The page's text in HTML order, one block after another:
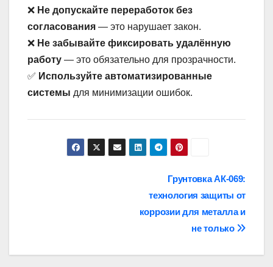
❌ Не допускайте переработок без
согласования — это нарушает закон.
❌ Не забывайте фиксировать удалённую
работу — это обязательно для прозрачности.
✅ Используйте автоматизированные
системы для минимизации ошибок.
Грунтовка АК-069:
технология защиты от
коррозии для металла и
не только